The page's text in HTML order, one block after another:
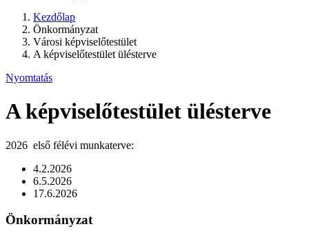
Kezdőlap
Önkormányzat
Városi képviselőtestület
A képviselőtestület ülésterve
Nyomtatás
A képviselőtestület ülésterve
2026 első félévi munkaterve:
4.2.2026
6.5.2026
17.6.2026
Önkormányzat